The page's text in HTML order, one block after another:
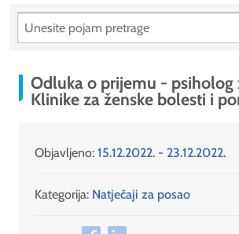
Odluka o prijemu - psiholog
Klinike za ženske bolesti i
Objavljeno: 15.12.2022. - 23.12.2022.
Kategorija: Natječaji za posao